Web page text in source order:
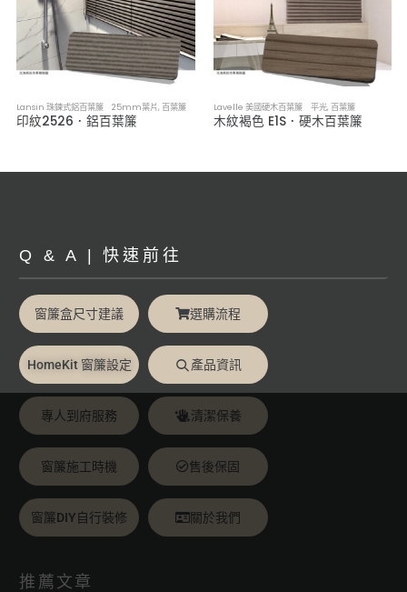
Lansin 珠鍊式鋁百葉簾 25mm葉片,百葉簾
印紋2526．鋁百葉簾
Lavelle 美國硬木百葉簾 平光,百葉簾
木紋褐色 E1S．硬木百葉簾
Q & A | 快速前往
窗簾盒尺寸建議 選購流程
HomeKit 窗簾設定 產品資訊
專人到府服務 清潔保養
窗簾施工時機 售後保固
窗簾DIY自行裝修 關於我們
推薦文章